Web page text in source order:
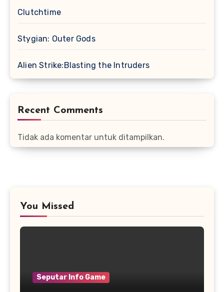
Clutchtime
Stygian: Outer Gods
Alien Strike:Blasting the Intruders
Recent Comments
Tidak ada komentar untuk ditampilkan.
You Missed
Seputar Info Game